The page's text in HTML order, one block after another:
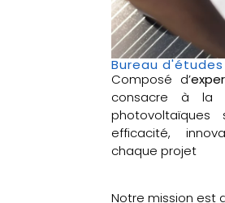
Bureau
Composé d’
consacre à la
photovoltaïques
efficacité,
chaque projet
Notre mission est